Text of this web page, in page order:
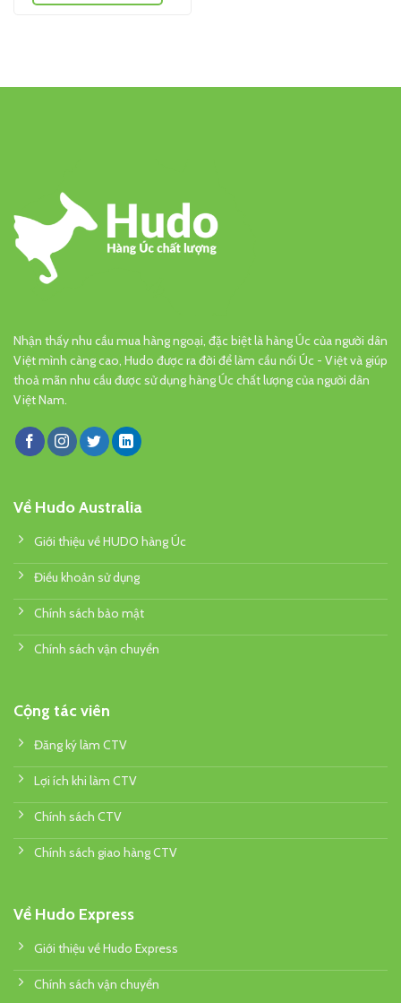
Nhận thấy nhu cầu mua hàng ngoại, đặc biệt là hàng Úc của người dân
Việt mình càng cao, Hudo được ra đời để làm cầu nối Úc - Việt và giúp
thoả mãn nhu cầu được sử dụng hàng Úc chất lượng của người dân
Việt Nam.
Về Hudo Australia
Giới thiệu về HUDO hàng Úc
Điều khoản sử dụng
Chính sách bảo mật
Chính sách vận chuyển
Cộng tác viên
Đăng ký làm CTV
Lợi ích khi làm CTV
Chính sách CTV
Chính sách giao hàng CTV
Về Hudo Express
Giới thiệu về Hudo Express
Chính sách vận chuyển